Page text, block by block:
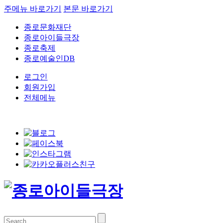
주메뉴 바로가기 본문 바로가기
종로문화재단
종로아이들극장
종로축제
종로예술인DB
로그인
회원가입
전체메뉴